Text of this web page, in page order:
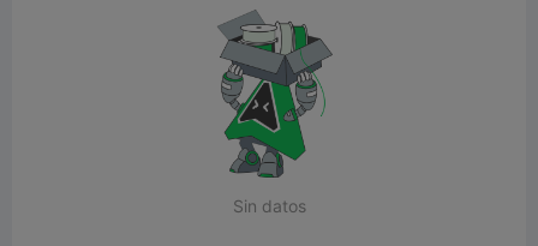
Sin datos